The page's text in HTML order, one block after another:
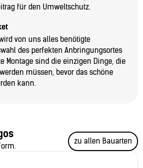
für den Umweltschutz.
von uns alles benötigte
des perfekten Anbringungsortes
Montage sind die einzigen Dinge, die
müssen, bevor das schöne
kann.
zu allen Bauarten